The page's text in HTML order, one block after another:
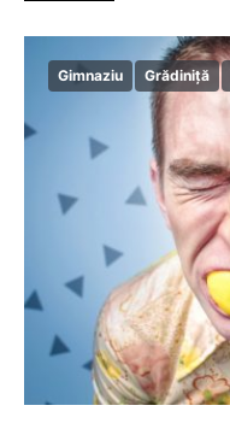
Gimnaziu Grădiniță